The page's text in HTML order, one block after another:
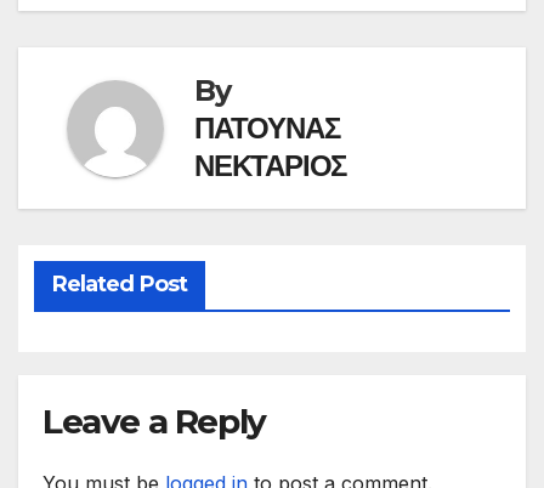
By
ΠΑΤΟΥΝΑΣ
ΝΕΚΤΑΡΙΟΣ
Related Post
Leave a Reply